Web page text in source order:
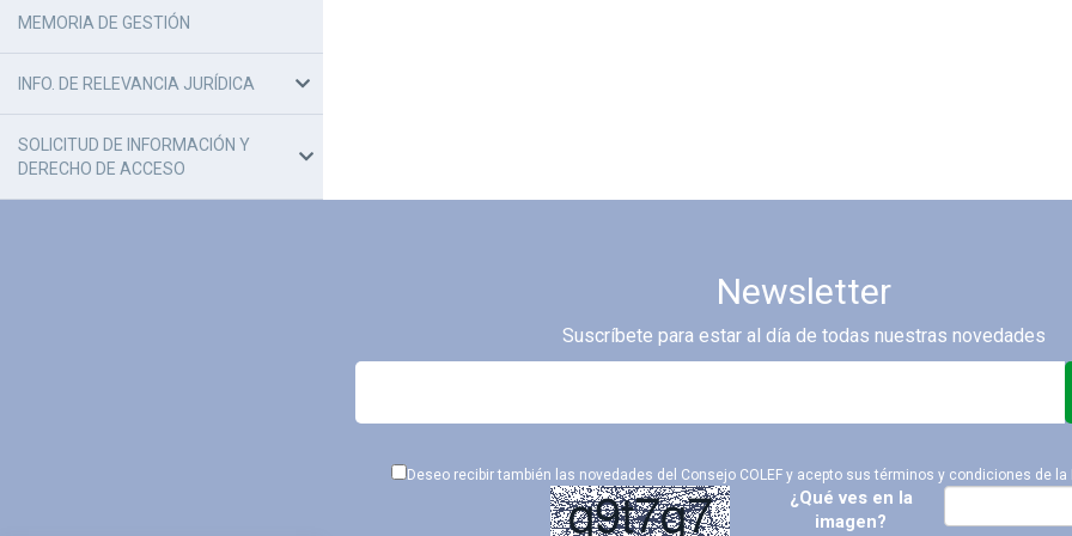
MEMORIA DE GESTIÓN
INFO. DE RELEVANCIA JURÍDICA
SOLICITUD DE INFORMACIÓN Y
DERECHO DE ACCESO
Newsletter
Suscríbete para estar al día de todas nuestras novedades
Deseo recibir también las novedades del Consejo COLEF y acepto sus términos y condiciones de la
¿Qué ves en la
imagen?